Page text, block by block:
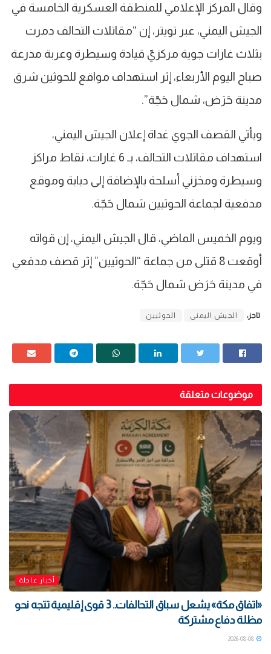
وقال المركز الإعلامي للمنطقة العسكرية الخامسة في
الجيش اليمني، عبر تويتر، إن “مقاتلات التحالف دمرت
بثلاث غارات جوية مركزيّ قيادة وسيطرة وعربة مدرعة
صباح اليوم الأربعاء، إثر استهداف مواقع للحوثين شرق
مدينة ‎حَرَض، شمال حَجّة”.
ويأتي القصف الجوي غداة إعلان الجيش اليمني،
استهداف مقاتلات التحالف، بـ 6 غارات، نقاط مراكز
وسيطرة ومخزني أسلحة بالإضافة إلى دبابة وموقع
مدفعية لجماعة الحوثيين شمال حَجّة.
ويوم الخميس الماضي، قال الجيش اليمني، إن قواته
أوقعت 8 قتلى من جماعة “الحوثيين” إثر قصف مدفعي
في مدينة حَرَض شمال حَجّة.
تاجز: الجيش اليمنى الحوثيين
موضوعات متعلقة
أخبار عاجلة
«اتفاق مكة» يشعل سباق التحالفات.. 3 قوى إقليمية تتجه نحو
مظلة دفاع مشتركة